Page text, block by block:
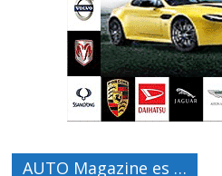
AUTO Magazine es …